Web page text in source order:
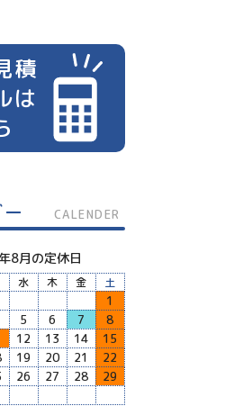
積
は
CALENDER
8月の定休日
水 木 金 土
1
5 6 7
8
12 13 14
15
19 20 21
22
26 27 28
29